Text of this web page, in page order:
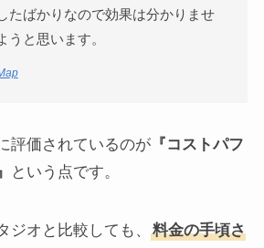
たばかりなので効果は分かりませ
うと思います。
評価されているのが『コストパフ
という点です。
ジオと比較しても、
料金の手頃さ